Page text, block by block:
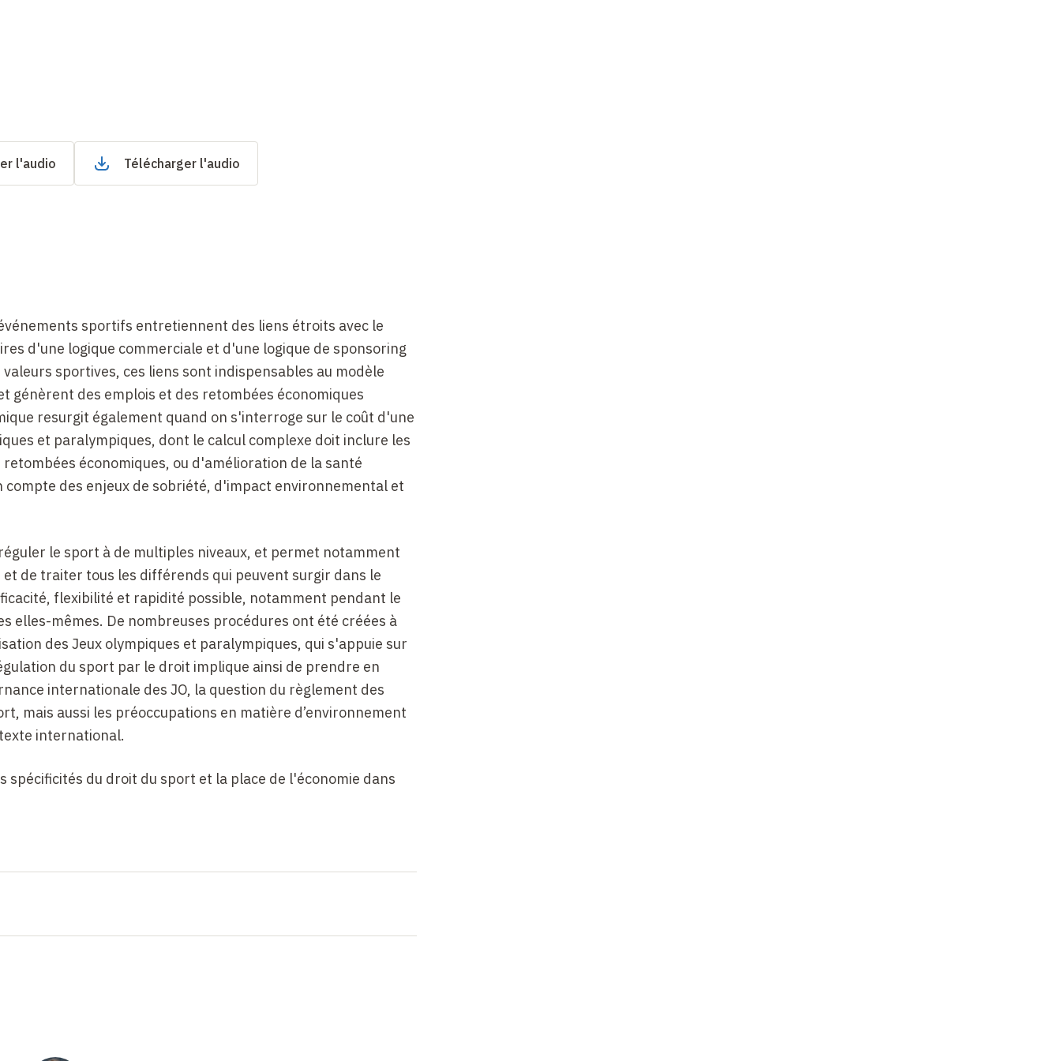
l'audio Télécharger l'audio
sportifs entretiennent des liens étroits avec le
d'une logique commerciale et d'une logique de sponsoring
sportives, ces liens sont indispensables au modèle
génèrent des emplois et des retombées économiques
resurgit également quand on s'interroge sur le coût d'une
et paralympiques, dont le calcul complexe doit inclure les
économiques, ou d'amélioration de la santé
des enjeux de sobriété, d'impact environnemental et
le sport à de multiples niveaux, et permet notamment
de traiter tous les différends qui peuvent surgir dans le
flexibilité et rapidité possible, notamment pendant le
elles-mêmes. De nombreuses procédures ont été créées à
des Jeux olympiques et paralympiques, qui s'appuie sur
du sport par le droit implique ainsi de prendre en
internationale des JO, la question du règlement des
mais aussi les préoccupations en matière d’environnement
international.
du droit du sport et la place de l'économie dans